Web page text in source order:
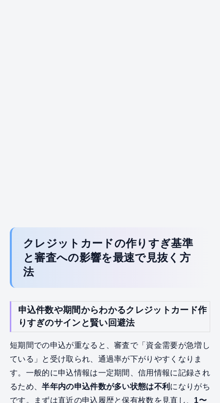
クレジットカードの作りすぎ基準
と審査への影響を最速で見抜く方
法
申込件数や期間からわかるクレジットカード作
りすぎのサインと賢い回避法
短期間での申込が重なると、審査で「資金需要が急増し
ている」と受け取られ、通過率が下がりやすくなりま
す。一般的に申込情報は一定期間、信用情報に記録され
るため、半年内の申込件数が多い状態は不利 になりがち
です。まずは直近の申込履歴と保有枚数を見直し、 1〜